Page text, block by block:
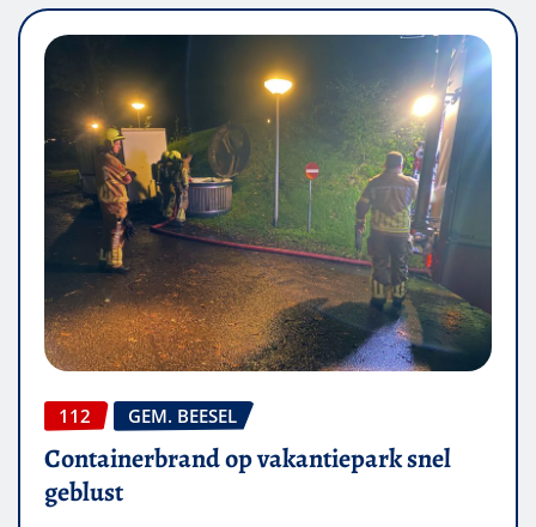
112 GEM. BEESEL
Containerbrand op vakantiepark snel
geblust